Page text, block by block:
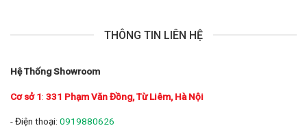
THÔNG TIN LIÊN HỆ
Hệ Thống Showroom
Cơ sở 1: 331 Phạm Văn Đồng, Từ Liêm, Hà Nội
- Điện thoại: 0919880626